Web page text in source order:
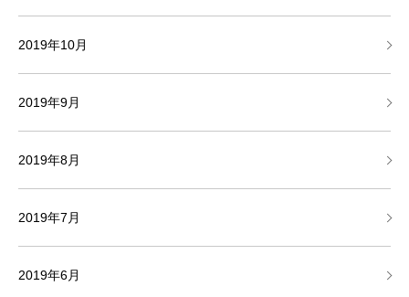
2019年10月
2019年9月
2019年8月
2019年7月
2019年6月